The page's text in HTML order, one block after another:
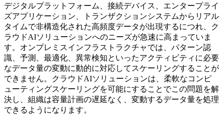
デジタルプラットフォーム、接続デバイス、エンタープライ
ズアプリケーション、トランザクションシステムからリアル
タイムで非構造化された高頻度データが出現するにつれ、ク
ラウドAIソリューションへのニーズが急速に高まっていま
す。オンプレミスインフラストラクチャでは、パターン認
識、予測、最適化、異常検知といったアクティビティに必要
なデータ量の変動に動的に対応してスケーリングすることが
できません。クラウドAIソリューションは、柔軟なコンピ
ューティングスケーリングを可能にすることでこの問題を解
決し、組織は容量計画の遅延なく、変動するデータ量を処理
できるようになります。